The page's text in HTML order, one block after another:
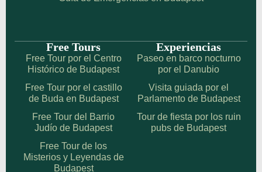
Free Tours
Free Tour por el Centro
Histórico de Budapest
Free Tour por el castillo
de Buda en Budapest
Free Tour del Barrio
Judío de Budapest
Free Tour de los
Misterios y Leyendas de
Budapest
Experiencias
Paseo en barco nocturno
por el Danubio
Visita guiada por el
Parlamento de Budapest
Tour de fiesta por los ruin
pubs de Budapest